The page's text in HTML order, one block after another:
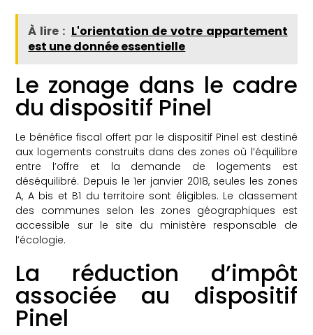
À lire : L'orientation de votre appartement
est une donnée essentielle
Le zonage dans le cadre
du dispositif Pinel
Le bénéfice fiscal offert par le dispositif Pinel est destiné
aux logements construits dans des zones où l’équilibre
entre l’offre et la demande de logements est
déséquilibré. Depuis le 1er janvier 2018, seules les zones
A, A bis et B1 du territoire sont éligibles. Le classement
des communes selon les zones géographiques est
accessible sur le site du ministère responsable de
l’écologie.
La réduction d’impôt
associée au dispositif
Pinel